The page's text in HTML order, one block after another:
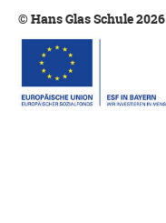
© Hans Glas Schule 2026